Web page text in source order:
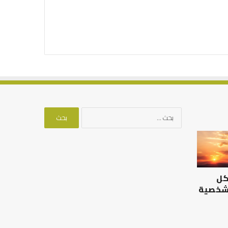
الرصيد
التربوي
والطفولة
المبكرة
..
كيف
شخصية
البحث